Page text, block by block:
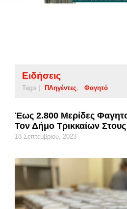
Ειδήσεις
Tags | ΠΛηγέντες Φαγητό
Έως 2.800 Μερίδες
Τον Δήμο Τρικκαίων
18 Σεπτεμβρίου, 2023